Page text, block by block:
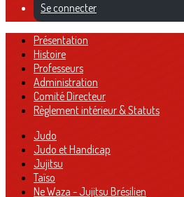
Se connecter
Présentation
Histoire
Professeurs
Administration
Comité Directeur
Règlement intérieur & Statuts
Judo
Judo et Handicap
Jujitsu
Taïso
Ne Waza - Jujitsu Brésilien